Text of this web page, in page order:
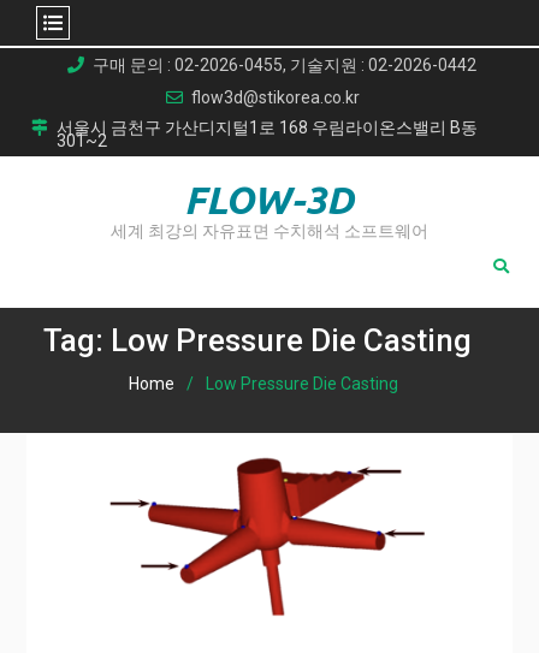
content
구매 문의 : 02-2026-0455, 기술지원 : 02-2026-0442
flow3d@stikorea.co.kr
서울시 금천구 가산디지털1로 168 우림라이온스밸리 B동
301~2
FLOW-3D
세계 최강의 자유표면 수치해석 소프트웨어
Tag: Low Pressure Die Casting
Home Low Pressure Die Casting